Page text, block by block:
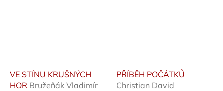
VE STÍNU KRUŠNÝCH
HOR Bružeňák Vladimír
PŘÍBĚH POČÁTKŮ
Christian David